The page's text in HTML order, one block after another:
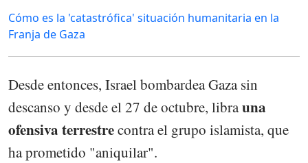
Cómo es la 'catastrófica' situación humanitaria en la
Franja de Gaza
Desde entonces, Israel bombardea Gaza sin
descanso y desde el 27 de octubre, librauna
ofensiva terrestrecontra el grupo islamista, que
ha prometido "aniquilar".